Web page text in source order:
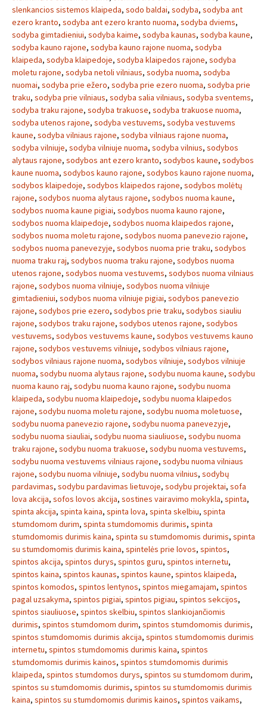
slenkancios sistemos klaipeda, sodo baldai, sodyba, sodyba ant
ezero kranto, sodyba ant ezero kranto nuoma, sodyba dviems,
sodyba gimtadieniui, sodyba kaime, sodyba kaunas, sodyba kaune,
sodyba kauno rajone, sodyba kauno rajone nuoma, sodyba
klaipeda, sodyba klaipedoje, sodyba klaipedos rajone, sodyba
moletu rajone, sodyba netoli vilniaus, sodyba nuoma, sodyba
nuomai, sodyba prie ežero, sodyba prie ezero nuoma, sodyba prie
traku, sodyba prie vilniaus, sodyba salia vilniaus, sodyba sventems,
sodyba traku rajone, sodyba trakuose, sodyba trakuose nuoma,
sodyba utenos rajone, sodyba vestuvems, sodyba vestuvems
kaune, sodyba vilniaus rajone, sodyba vilniaus rajone nuoma,
sodyba vilniuje, sodyba vilniuje nuoma, sodyba vilnius, sodybos
alytaus rajone, sodybos ant ezero kranto, sodybos kaune, sodybos
kaune nuoma, sodybos kauno rajone, sodybos kauno rajone nuoma,
sodybos klaipedoje, sodybos klaipedos rajone, sodybos molėtų
rajone, sodybos nuoma alytaus rajone, sodybos nuoma kaune,
sodybos nuoma kaune pigiai, sodybos nuoma kauno rajone,
sodybos nuoma klaipedoje, sodybos nuoma klaipedos rajone,
sodybos nuoma moletu rajone, sodybos nuoma panevezio rajone,
sodybos nuoma panevezyje, sodybos nuoma prie traku, sodybos
nuoma traku raj, sodybos nuoma traku rajone, sodybos nuoma
utenos rajone, sodybos nuoma vestuvems, sodybos nuoma vilniaus
rajone, sodybos nuoma vilniuje, sodybos nuoma vilniuje
gimtadieniui, sodybos nuoma vilniuje pigiai, sodybos panevezio
rajone, sodybos prie ezero, sodybos prie traku, sodybos siauliu
rajone, sodybos traku rajone, sodybos utenos rajone, sodybos
vestuvems, sodybos vestuvems kaune, sodybos vestuvems kauno
rajone, sodybos vestuvems vilniuje, sodybos vilniaus rajone,
sodybos vilniaus rajone nuoma, sodybos vilniuje, sodybos vilniuje
nuoma, sodybu nuoma alytaus rajone, sodybu nuoma kaune, sodybu
nuoma kauno raj, sodybu nuoma kauno rajone, sodybu nuoma
klaipeda, sodybu nuoma klaipedoje, sodybu nuoma klaipedos
rajone, sodybu nuoma moletu rajone, sodybu nuoma moletuose,
sodybu nuoma panevezio rajone, sodybu nuoma panevezyje,
sodybu nuoma siauliai, sodybu nuoma siauliuose, sodybu nuoma
traku rajone, sodybu nuoma trakuose, sodybu nuoma vestuvems,
sodybu nuoma vestuvems vilniaus rajone, sodybu nuoma vilniaus
rajone, sodybu nuoma vilniuje, sodybu nuoma vilnius, sodybų
pardavimas, sodybu pardavimas lietuvoje, sodybu projektai, sofa
lova akcija, sofos lovos akcija, sostines vairavimo mokykla, spinta,
spinta akcija, spinta kaina, spinta lova, spinta skelbiu, spinta
stumdomom durim, spinta stumdomomis durimis, spinta
stumdomomis durimis kaina, spinta su stumdomomis durimis, spinta
su stumdomomis durimis kaina, spintelės prie lovos, spintos,
spintos akcija, spintos durys, spintos guru, spintos internetu,
spintos kaina, spintos kaunas, spintos kaune, spintos klaipeda,
spintos komodos, spintos lentynos, spintos miegamajam, spintos
pagal uzsakyma, spintos pigiai, spintos pigiau, spintos sekcijos,
spintos siauliuose, spintos skelbiu, spintos slankiojančiomis
durimis, spintos stumdomom durim, spintos stumdomomis durimis,
spintos stumdomomis durimis akcija, spintos stumdomomis durimis
internetu, spintos stumdomomis durimis kaina, spintos
stumdomomis durimis kainos, spintos stumdomomis durimis
klaipeda, spintos stumdomos durys, spintos su stumdomom durim,
spintos su stumdomomis durimis, spintos su stumdomomis durimis
kaina, spintos su stumdomomis durimis kainos, spintos vaikams,